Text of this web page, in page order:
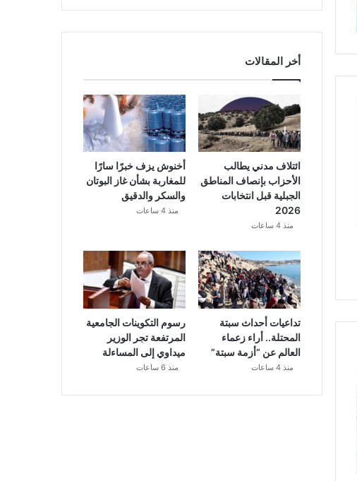
أخر المقالات
ائتلاف مدني يطالب
الأحزاب بإنصاف المناطق
الجبلية قبل انتخابات
2026
منذ 4 ساعات
أخنوش يزف خبرًا سارًا
للمغاربة بشأن غاز البوتان
والسكر والدقيق
منذ 4 ساعات
تداعيات أحداث سبتة
المحتلة.. أراء زعماء
العالم عن “أزمة سبتة”
منذ 4 ساعات
رسوم التكوينات الجامعية
المرتفعة تجر الوزير
ميداوي إلى المساءلة
منذ 6 ساعات